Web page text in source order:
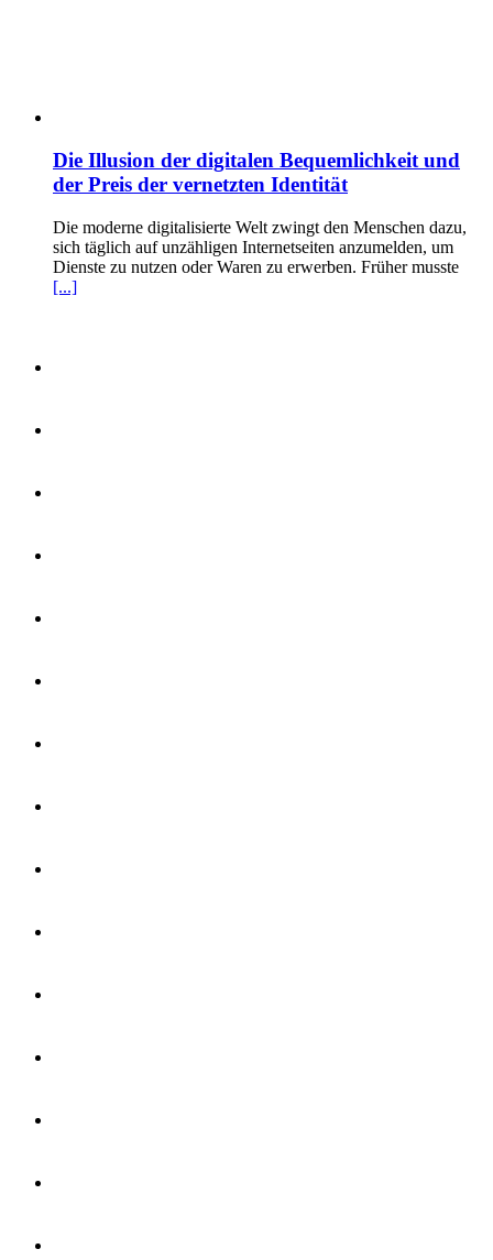
Die Illusion der digitalen Bequemlichkeit und
der Preis der vernetzten Identität
Die moderne digitalisierte Welt zwingt den Menschen dazu,
sich täglich auf unzähligen Internetseiten anzumelden, um
Dienste zu nutzen oder Waren zu erwerben. Früher musste
[...]